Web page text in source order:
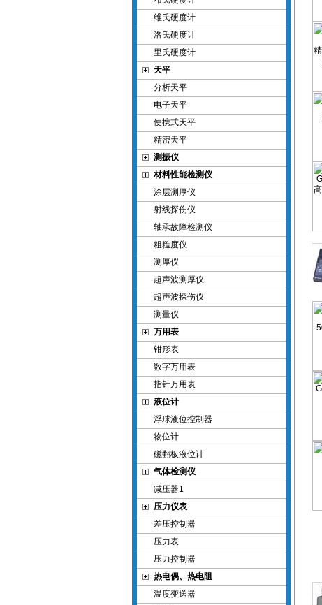
维氏硬度计
洛氏硬度计
里氏硬度计
天平
分析天平
电子天平
便携式天平
精密天平
测振仪
材料性能检测仪
涂层测厚仪
射线探伤仪
轴承故障检测仪
粗糙度仪
测厚仪
超声波测厚仪
超声波探伤仪
测量仪
万用表
钳形表
数字万用表
指针万用表
液位计
浮球液位控制器
物位计
磁翻板液位计
气体检测仪
减压器1
压力仪表
差压控制器
压力表
压力控制器
热电偶、热电阻
温度变送器